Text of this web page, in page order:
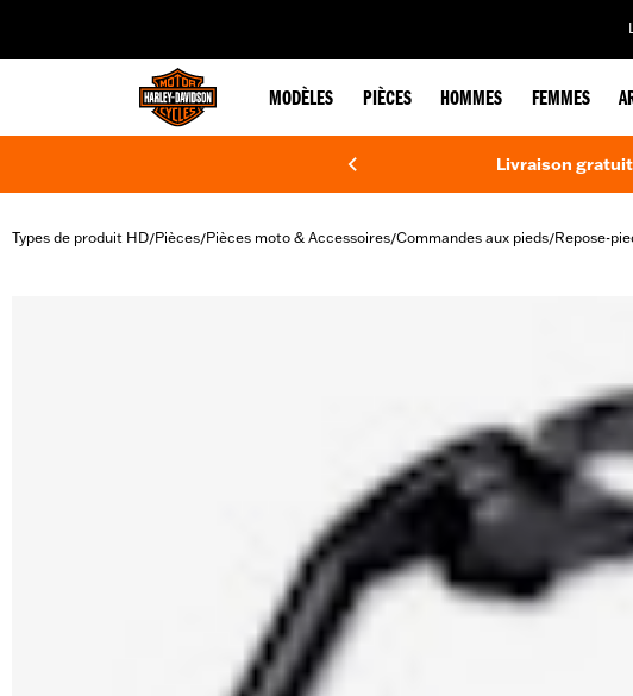
MODÈLES PIÈCES HOMMES FEMMES
Livraison
Types de produit HD/Pièces/Pièces moto & Accessoires/Commandes aux pieds/Repose-